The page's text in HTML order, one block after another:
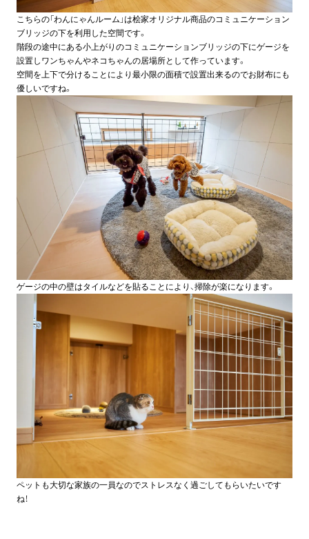
こちらの「わんにゃんルーム」は桧家オリジナル商品のコミュニケーション
ブリッジの下を利用した空間です。
階段の途中にある小上がりのコミュニケーションブリッジの下にゲージを
設置しワンちゃんやネコちゃんの居場所として作っています。
空間を上下で分けることにより最小限の面積で設置出来るのでお財布にも
優しいですね。
ゲージの中の壁はタイルなどを貼ることにより、掃除が楽になります。
ペットも大切な家族の一員なのでストレスなく過ごしてもらいたいです
ね！